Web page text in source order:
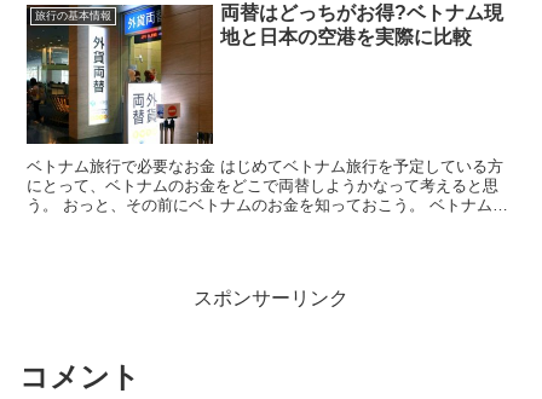
旅行の基本情報
両替はどっちがお得?ベトナム現
地と日本の空港を実際に比較
ベトナム旅行で必要なお金 はじめてベトナム旅行を予定している方
にとって、ベトナムのお金をどこで両替しようかなって考えると思
う。 おっと、その前にベトナムのお金を知っておこう。 ベトナムの
スポンサーリンク
コメント